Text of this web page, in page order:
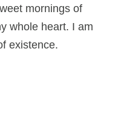
mornings of
whole heart. I am
existence.